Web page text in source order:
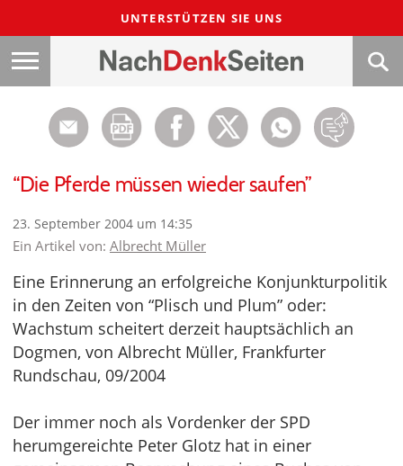
UNTERSTÜTZEN SIE UNS
“Die Pferde müssen wieder saufen”
23. September 2004 um 14:35
Ein Artikel von: Albrecht Müller
Eine Erinnerung an erfolgreiche Konjunkturpolitik
in den Zeiten von “Plisch und Plum” oder:
Wachstum scheitert derzeit hauptsächlich an
Dogmen, von Albrecht Müller, Frankfurter
Rundschau, 09/2004
Der immer noch als Vordenker der SPD
herumgereichte Peter Glotz hat in einer